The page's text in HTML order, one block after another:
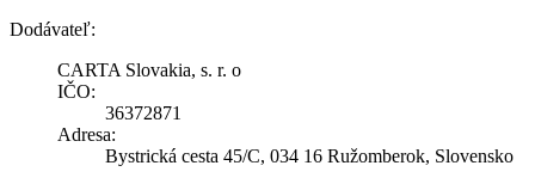
Dodávateľ:
CARTA Slovakia, s. r. o
IČO:
36372871
Adresa:
Bystrická cesta 45/C, 034 16 Ružomberok, Slovensko